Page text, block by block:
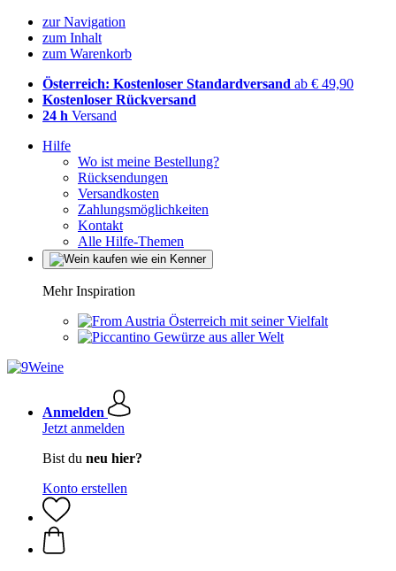
zur Navigation
zum Inhalt
zum Warenkorb
Österreich: Kostenloser Standardversand ab € 49,90
Kostenloser Rückversand
24 h Versand
Hilfe
Wo ist meine Bestellung?
Rücksendungen
Versandkosten
Zahlungsmöglichkeiten
Kontakt
Alle Hilfe-Themen
Mehr Inspiration
Österreich mit seiner Vielfalt
Gewürze aus aller Welt
Anmelden
Jetzt anmelden
Bist du neu hier?
Konto erstellen